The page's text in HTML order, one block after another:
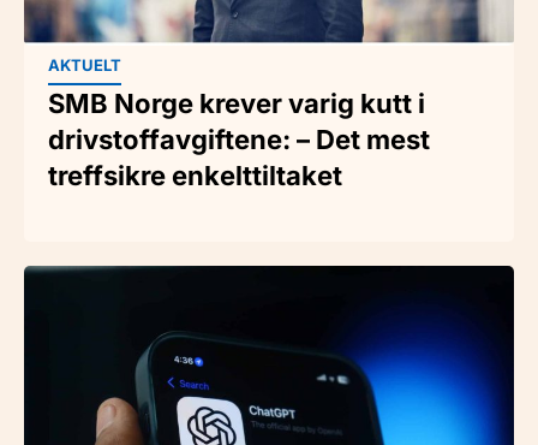
AKTUELT
SMB Norge krever varig kutt i
drivstoffavgiftene: – Det mest
treffsikre enkelttiltaket